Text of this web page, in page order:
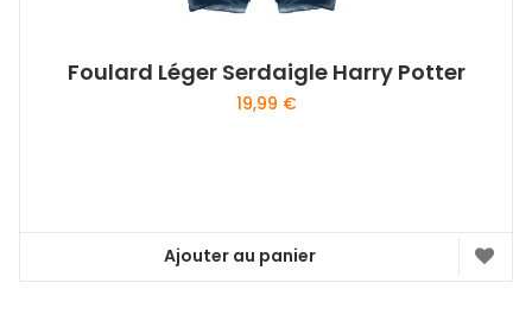
Foulard Léger Serdaigle Harry Potter
19,99 €
Ajouter au panier